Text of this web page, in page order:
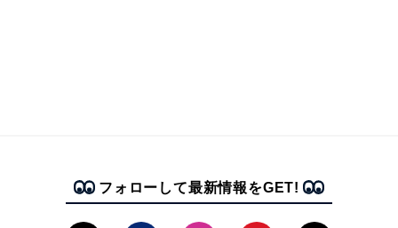
フォローして最新情報をGET!